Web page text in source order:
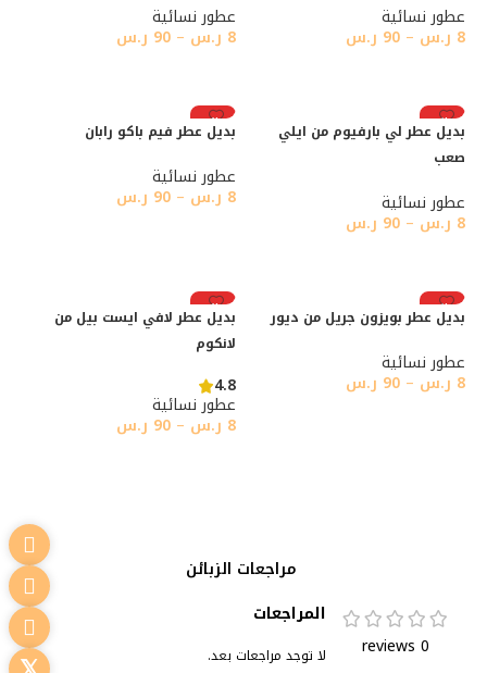
عطور نسائية
8 ر.س –
90 ر.س
عطور نسائية
8 ر.س –
90 ر.س
رائج
بديل عطر لي بارفيوم من ايلي
صعب
عطور نسائية
8 ر.س –
90 ر.س
رائج
بديل عطر فيم باكو رابان
عطور نسائية
8 ر.س –
90 ر.س
رائج
بديل عطر بويزون جريل من ديور
عطور نسائية
8 ر.س –
90 ر.س
رائج
بديل عطر لافي ايست بيل من
لانكوم
4.8
عطور نسائية
8 ر.س –
90 ر.س
مراجعات الزبائن
0 reviews
المراجعات
لا توجد مراجعات بعد.